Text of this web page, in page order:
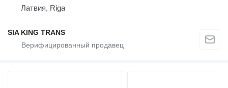
Латвия, Riga
SIA KING TRANS